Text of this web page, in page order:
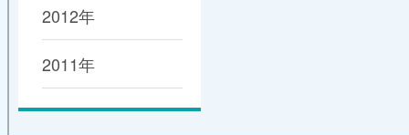
2012年
2011年